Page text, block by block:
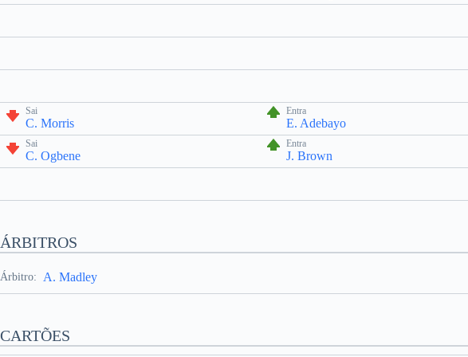
Sai
C. Morris
Entra
E. Adebayo
Sai
C. Ogbene
Entra
J. Brown
ÁRBITROS
Árbitro: A. Madley
CARTÕES